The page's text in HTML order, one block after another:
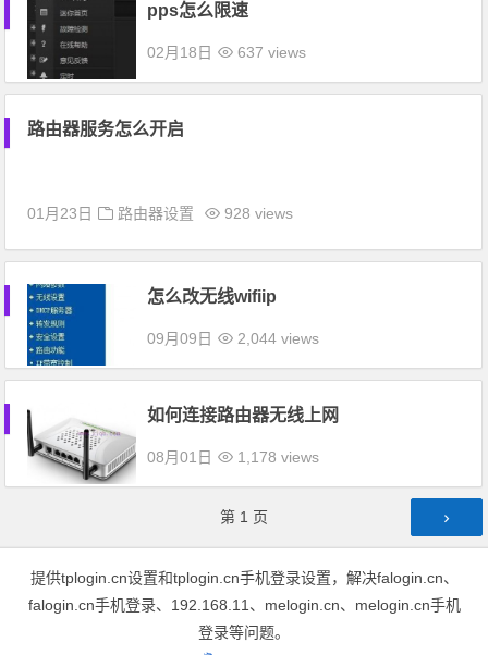
pps怎么限速
02月18日 637 views
路由器服务怎么开启
01月23日 路由器设置 928 views
怎么改无线wifiip
09月09日 2,044 views
如何连接路由器无线上网
08月01日 1,178 views
第 1 页
提供tplogin.cn设置和tplogin.cn手机登录设置，解决falogin.cn、
falogin.cn手机登录、192.168.11、melogin.cn、melogin.cn手机
登录等问题。